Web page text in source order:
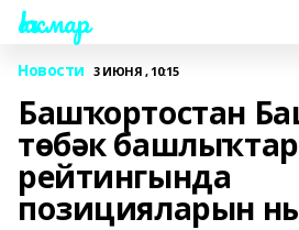
Һаҡмар
Новости 3 ИЮНЯ , 10:15
Башҡортостан
төбәк
рейтингында
позицияларын